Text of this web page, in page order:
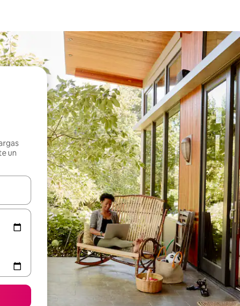
un
navegar usando las teclas de las flechas hacia arriba y hacia abajo, o